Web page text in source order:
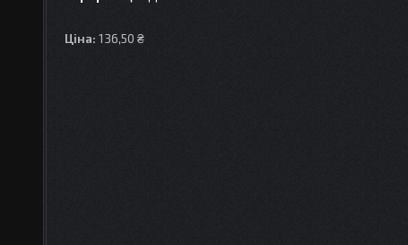
Ціна: 136,50 ₴